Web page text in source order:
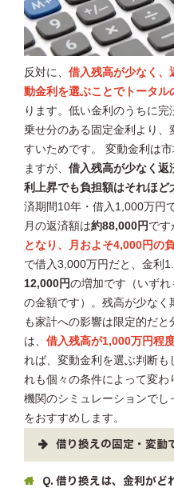
反対に、 借入残高が少なく、
動金利を選ぶことでトータ
ります。低い金利のうちに
乗せ分のある固定金利より
すいためです。 変動金利は
ますが、 借入残高が少なく返
利上昇でも負担額はそれほど
済期間10年・借入1,000万円
月の返済額は約88,000円 です
となり、月およそ4,000円の
で借入3,000万円だと、金利
12,000円の増加です（いず
の金額です）。残高が少な
も家計への影響は限定的だ
は、 借入残高が1,000万円程
れば、変動金利を選ぶ判断も
れも個々の条件によって変
機関のシミュレーションでし
をおすすめします。
借り換えの固定・変動
Q. 借り換えは、金利がど